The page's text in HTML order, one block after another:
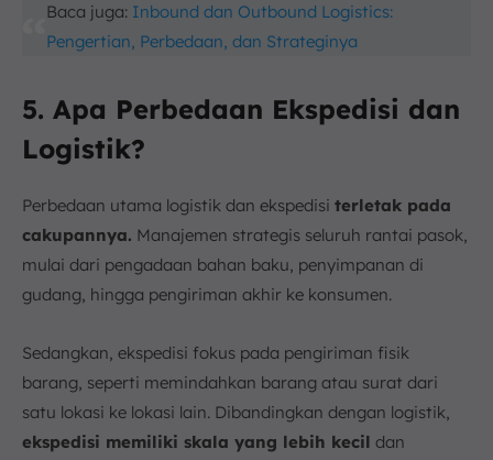
Baca juga: Inbound dan Outbound Logistics:
Pengertian, Perbedaan, dan Strateginya
5. Apa Perbedaan Ekspedisi dan
Logistik?
Perbedaan utama logistik dan ekspedisi terletak pada
cakupannya. Manajemen strategis seluruh rantai pasok,
mulai dari pengadaan bahan baku, penyimpanan di
gudang, hingga pengiriman akhir ke konsumen.
Sedangkan, ekspedisi fokus pada pengiriman fisik
barang, seperti memindahkan barang atau surat dari
satu lokasi ke lokasi lain. Dibandingkan dengan logistik,
ekspedisi memiliki skala yang lebih kecil dan